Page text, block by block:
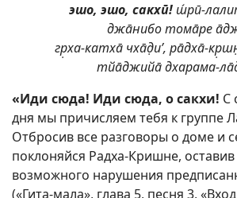
эшо, эшо, сакхӣ! ш́рӣ-
джāнибо томāре
гр̣ха-катхā чхāд̣и’, рāдхā-
тйāджийā дхарама-
«Иди сюда! Иди сюда, о сакхи! С
дня мы причисляем тебя к группе
Отбросив все разговоры о доме и
поклоняйся Радха-Кришне,
возможного нарушения
(«Гита-мала», глава 5, песня 3,